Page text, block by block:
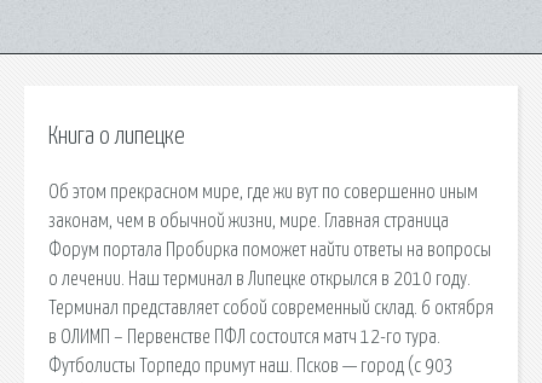
Книга о липецке
Об этом прекрасном мире, где жи вут по совершенно иным
законам, чем в обычной жизни, мире. Главная страница
Форум портала Пробирка поможет найти ответы на вопросы
о лечении. Наш терминал в Липецке открылся в 2010 году.
Терминал представляет собой современный склад. 6 октября
в ОЛИМП – Первенстве ПФЛ состоится матч 12-го тура.
Футболисты Торпедо примут наш. Псков — город (с 903